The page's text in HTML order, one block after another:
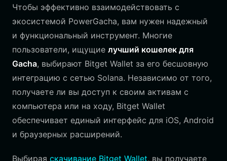
Чтобы эффективно взаимодействовать с
экосистемой PowerGacha, вам нужен надежный
и функциональный инструмент. Многие
пользователи, ищущие лучший кошелек для
Gacha, выбирают Bitget Wallet за его бесшовную
интеграцию с сетью Solana. Независимо от того,
получаете ли вы доступ к своим активам с
компьютера или на ходу, Bitget Wallet
обеспечивает единый интерфейс для iOS, Android
и браузерных расширений.
Выбирая скачивание Bitget Wallet, вы получаете